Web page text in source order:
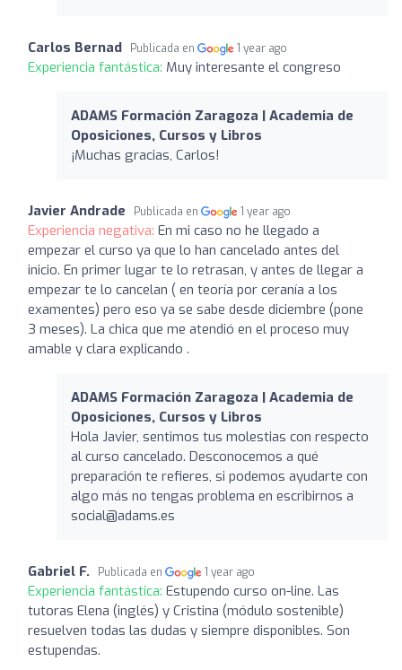
Carlos Bernad Publicada en 1 year ago
Experiencia fantástica: Muy interesante el congreso
ADAMS Formación Zaragoza | Academia de
Oposiciones, Cursos y Libros
¡Muchas gracias, Carlos!
Javier Andrade Publicada en 1 year ago
Experiencia negativa: En mi caso no he llegado a
empezar el curso ya que lo han cancelado antes del
inicio. En primer lugar te lo retrasan, y antes de llegar a
empezar te lo cancelan ( en teoría por ceranía a los
examentes) pero eso ya se sabe desde diciembre (pone
3 meses). La chica que me atendió en el proceso muy
amable y clara explicando .
ADAMS Formación Zaragoza | Academia de
Oposiciones, Cursos y Libros
Hola Javier, sentimos tus molestias con respecto
al curso cancelado. Desconocemos a qué
preparación te refieres, si podemos ayudarte con
algo más no tengas problema en escribirnos a
social@adams.es
Gabriel F. Publicada en 1 year ago
Experiencia fantástica: Estupendo curso on-line. Las
tutoras Elena (inglés) y Cristina (módulo sostenible)
resuelven todas las dudas y siempre disponibles. Son
estupendas.